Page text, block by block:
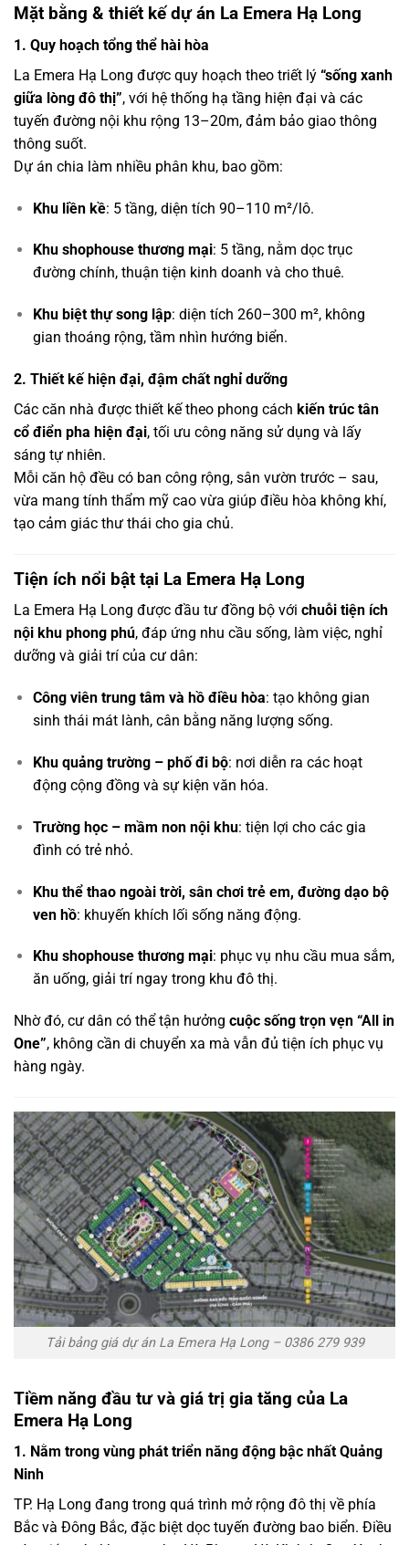
Mặt bằng & thiết kế dự án La Emera Hạ Long
1. Quy hoạch tổng thể hài hòa
La Emera Hạ Long được quy hoạch theo triết lý “sống xanh
giữa lòng đô thị”, với hệ thống hạ tầng hiện đại và các
tuyến đường nội khu rộng 13–20m, đảm bảo giao thông
thông suốt.
Dự án chia làm nhiều phân khu, bao gồm:
Khu liền kề: 5 tầng, diện tích 90–110 m²/lô.
Khu shophouse thương mại: 5 tầng, nằm dọc trục
đường chính, thuận tiện kinh doanh và cho thuê.
Khu biệt thự song lập: diện tích 260–300 m², không
gian thoáng rộng, tầm nhìn hướng biển.
2. Thiết kế hiện đại, đậm chất nghỉ dưỡng
Các căn nhà được thiết kế theo phong cách kiến trúc tân
cổ điển pha hiện đại, tối ưu công năng sử dụng và lấy
sáng tự nhiên.
Mỗi căn hộ đều có ban công rộng, sân vườn trước – sau,
vừa mang tính thẩm mỹ cao vừa giúp điều hòa không khí,
tạo cảm giác thư thái cho gia chủ.
Tiện ích nổi bật tại La Emera Hạ Long
La Emera Hạ Long được đầu tư đồng bộ với chuỗi tiện ích
nội khu phong phú, đáp ứng nhu cầu sống, làm việc, nghỉ
dưỡng và giải trí của cư dân:
Công viên trung tâm và hồ điều hòa: tạo không gian
sinh thái mát lành, cân bằng năng lượng sống.
Khu quảng trường – phố đi bộ: nơi diễn ra các hoạt
động cộng đồng và sự kiện văn hóa.
Trường học – mầm non nội khu: tiện lợi cho các gia
đình có trẻ nhỏ.
Khu thể thao ngoài trời, sân chơi trẻ em, đường dạo bộ
ven hồ: khuyến khích lối sống năng động.
Khu shophouse thương mại: phục vụ nhu cầu mua sắm,
ăn uống, giải trí ngay trong khu đô thị.
Nhờ đó, cư dân có thể tận hưởng cuộc sống trọn vẹn “All in
One”, không cần di chuyển xa mà vẫn đủ tiện ích phục vụ
hàng ngày.
Tải bảng giá dự án La Emera Hạ Long – 0386 279 939
Tiềm năng đầu tư và giá trị gia tăng của La
Emera Hạ Long
1. Nằm trong vùng phát triển năng động bậc nhất Quảng
Ninh
TP. Hạ Long đang trong quá trình mở rộng đô thị về phía
Bắc và Đông Bắc, đặc biệt dọc tuyến đường bao biển. Điều